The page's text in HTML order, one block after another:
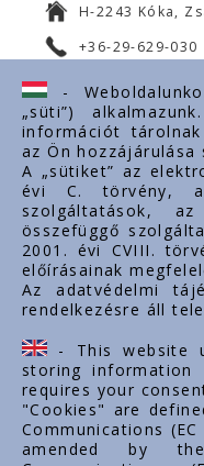
H-2243 Kóka,
+36-29-629-030
www.styron.hu
Important
About us
Documents
Contacts
Career
-
„süti”)
információt tárolnak
az Ön hozzájárulása
A „sütiket” az
évi C. törvény,
szolgáltatások,
összefüggő
2001. évi CVIII.
előírásainak
Az adatvédelmi
rendelkezésre áll
- This website
storing
requires your
"Cookies" are
Communications
amended by